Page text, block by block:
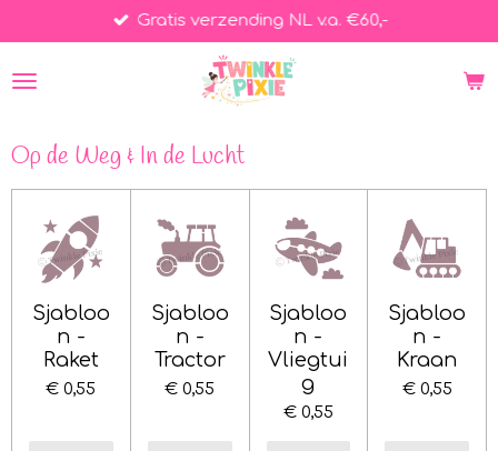
direct
naar
de
Gratis verzending NL v.a. €60,-
Op de Weg & In de Lucht
Sjabloo
n -
Raket
€ 0,55
Sjabloo
n -
Tractor
€ 0,55
Sjabloo
n -
Vliegtui
g
€ 0,55
Sjabloo
n -
Kraan
€ 0,55